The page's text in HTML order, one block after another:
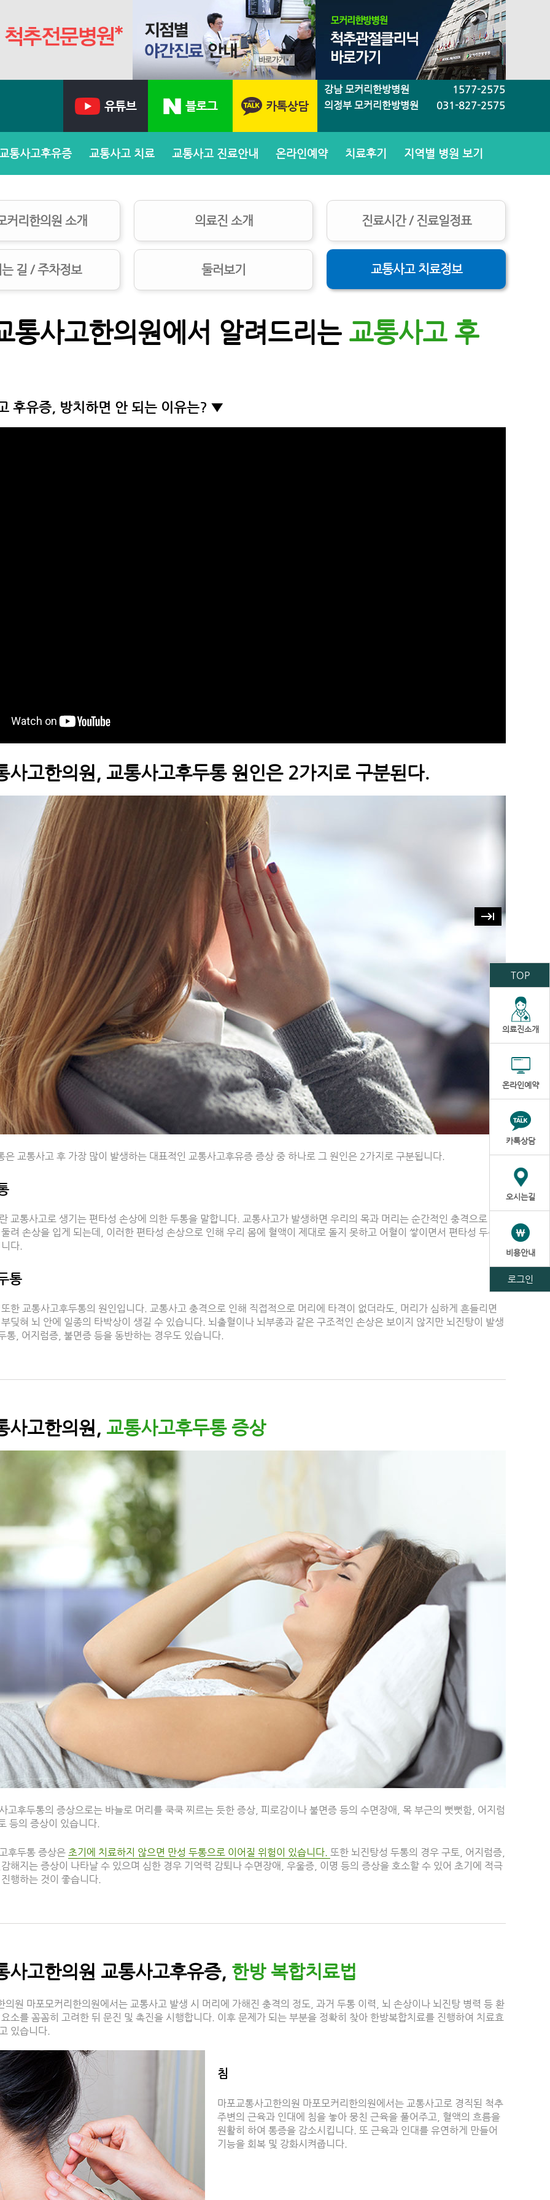
강남 모커리한방병원
1577-2575
의정부 모커리한방병원
031-827-2575
통사고후유증 교통사고 치료 교통사고 진료안내 온라인예약 치료후기 지역별 병원 보기
커리한의원 소개 의료진 소개 진료시간 / 진료일정표
길 / 주차정보 둘러보기 교통사고 치료정보
통사고한의원에서 알려드리는 교통사고 후
후유증, 방치하면 안 되는 이유는? ▼
사고한의원, 교통사고후두통 원인은 2가지로 구분된다.
은 교통사고 후 가장 많이 발생하는 대표적인 교통사고후유증 증상 중 하나로 그 원인은 2가지로 구분됩니다.
교통사고로 생기는 편타성 손상에 의한 두통을 말합니다. 교통사고가 발생하면 우리의 목과 머리는 순간적인 충격으로 인
려 손상을 입게 되는데, 이러한 편타성 손상으로 인해 우리 몸에 혈액이 제대로 돌지 못하고 어혈이 쌓이면서 편타성 두통
다.
통
한 교통사고후두통의 원인입니다. 교통사고 충격으로 인해 직접적으로 머리에 타격이 없더라도, 머리가 심하게 흔들리면
딪혀 뇌 안에 일종의 타박상이 생길 수 있습니다. 뇌출혈이나 뇌부종과 같은 구조적인 손상은 보이지 않지만 뇌진탕이 발생
통, 어지럼증, 불면증 등을 동반하는 경우도 있습니다.
사고한의원, 교통사고후두통 증상
고후두통의 증상으로는 바늘로 머리를 쿡쿡 찌르는 듯한 증상, 피로감이나 불면증 등의 수면장애, 목 부근의 뻣뻣함, 어지럼
등의 증상이 있습니다.
후두통 증상은 초기에 치료하지 않으면 만성 두통으로 이어질 위험이 있습니다. 또한 뇌진탕성 두통의 경우 구토, 어지럼증,
해지는 증상이 나타날 수 있으며 심한 경우 기억력 감퇴나 수면장애, 우울증, 이명 등의 증상을 호소할 수 있어 초기에 적극
행하는 것이 좋습니다.
사고한의원 교통사고후유증, 한방 복합치료법
의원 마포모커리한의원에서는 교통사고 발생 시 머리에 가해진 충격의 정도, 과거 두통 이력, 뇌 손상이나 뇌진탕 병력 등 환
소를 꼼꼼히 고려한 뒤 문진 및 촉진을 시행합니다. 이후 문제가 되는 부분을 정확히 찾아 한방복합치료를 진행하여 치료효
있습니다.
침
마포교통사고한의원 마포모커리한의원에서는 교통사고로 경직된 척추
주변의 근육과 인대에 침을 놓아 뭉친 근육을 풀어주고, 혈액의 흐름을
원활히 하여 통증을 감소시킵니다. 또 근육과 인대를 유연하게 만들어
기능을 회복 및 강화시켜줍니다.
keyboard_tab
TOP
의료진소개
온라인예약
카톡상담
오시는길
비용안내
로그인